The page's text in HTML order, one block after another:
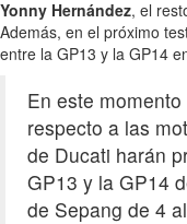
Yonny Hernández, el
Además, en el próximo
entre la GP13 y la GP14
En este
respecto a las
de Ducati harán
GP13 y la GP14
de Sepang de 4